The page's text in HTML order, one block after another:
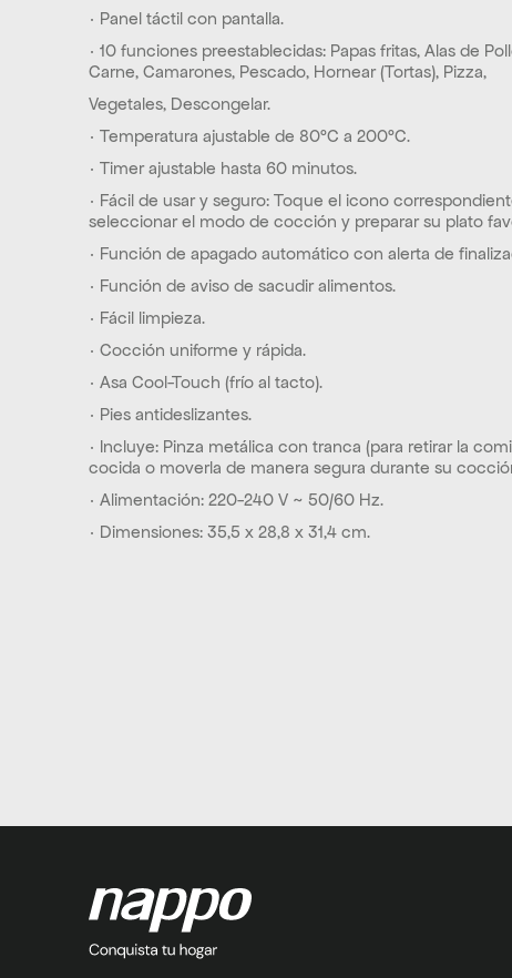
· Panel táctil con pantalla.
· 10 funciones preestablecidas: Papas fritas, Alas de
Carne, Camarones, Pescado, Hornear (Tortas), Pizza,
Vegetales, Descongelar.
· Temperatura ajustable de 80°C a 200°C.
· Timer ajustable hasta 60 minutos.
· Fácil de usar y seguro: Toque el icono
seleccionar el modo de cocción y preparar su plato
· Función de apagado automático con alerta de
· Función de aviso de sacudir alimentos.
· Fácil limpieza.
· Cocción uniforme y rápida.
· Asa Cool-Touch (frío al tacto).
· Pies antideslizantes.
· Incluye: Pinza metálica con tranca (para retirar la
cocida o moverla de manera segura durante su
· Alimentación: 220-240 V ~ 50/60 Hz.
· Dimensiones: 35,5 x 28,8 x 31,4 cm.